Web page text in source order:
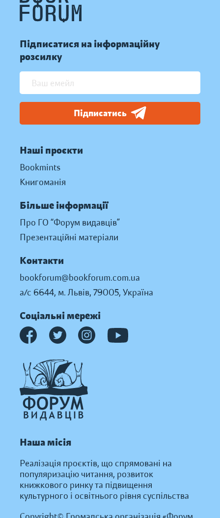
Підписатися на інформаційну
розсилку
Підписатись
Наші проєкти
Bookmints
Книгоманія
Більше інформації
Про ГО “Форум видавців”
Презентаційні матеріали
Контакти
bookforum@bookforum.com.ua
а/с 6644, м. Львів, 79005, Україна
Соціальні мережі
Наша місія
Реалізація проєктів, що спрямовані на
популяризацію читання, розвиток
книжкового ринку та підвищення
культурного і освітнього рівня суспільства